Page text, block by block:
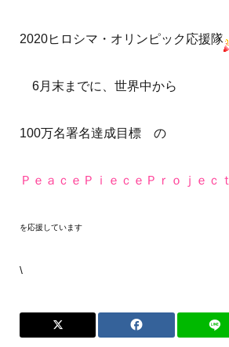
2020ヒロシマ・オリンピック応援隊
6月末までに、世界中から
100万名署名達成目標 の
ＰｅａｃｅＰｉｅｃｅＰｒｏｊｅｃｔ
を応援しています
\